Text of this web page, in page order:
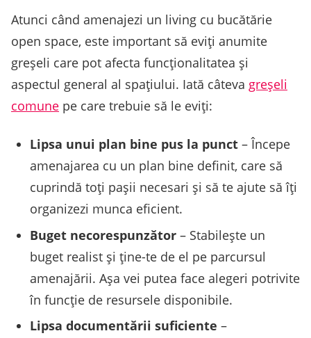
Atunci când amenajezi un living cu bucătărie
open space, este important să eviți anumite
greșeli care pot afecta funcționalitatea și
aspectul general al spațiului. Iată câteva greșeli
comune pe care trebuie să le eviți:
Lipsa unui plan bine pus la punct – Începe
amenajarea cu un plan bine definit, care să
cuprindă toți pașii necesari și să te ajute să îți
organizezi munca eficient.
Buget necorespunzător – Stabilește un
buget realist și ține-te de el pe parcursul
amenajării. Așa vei putea face alegeri potrivite
în funcție de resursele disponibile.
Lipsa documentării suficiente –